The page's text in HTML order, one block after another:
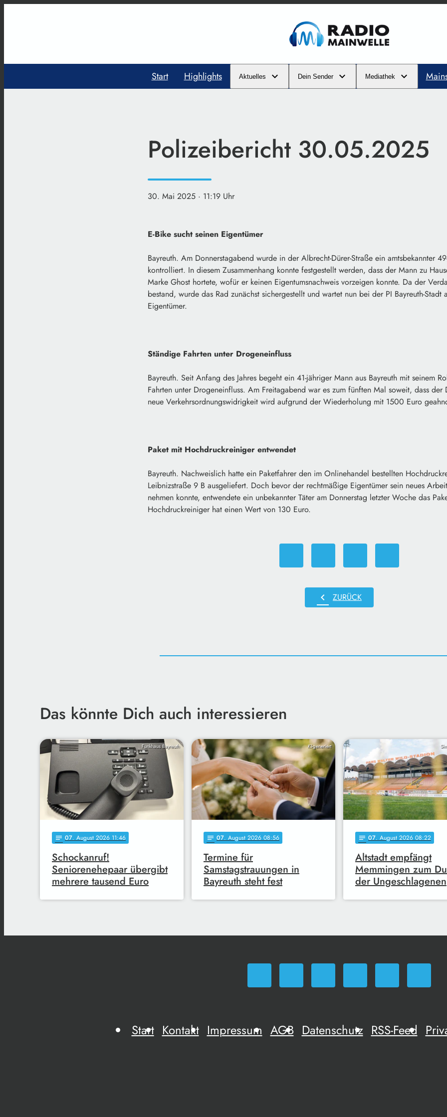
Start Highlights Aktuelles Dein Sender Mediathek
Polizeibericht 30.05.2025
30. Mai 2025 · 11:19 Uhr
E-Bike sucht seinen Eigentümer
Bayreuth. Am Donnerstagabend wurde in der Albrecht-Dürer-Straße ein amtsbekannter
kontrolliert. In diesem Zusammenhang konnte festgestellt werden, dass der Mann zu
Marke Ghost hortete, wofür er keinen Eigentumsnachweis vorzeigen konnte. Da der
bestand, wurde das Rad zunächst sichergestellt und wartet nun bei der PI Bayreuth-Stadt
Eigentümer.
Ständige Fahrten unter Drogeneinfluss
Bayreuth. Seit Anfang des Jahres begeht ein 41-jähriger Mann aus Bayreuth mit seinem
Fahrten unter Drogeneinfluss. Am Freitagabend war es zum fünften Mal soweit, dass der
neue Verkehrsordnungswidrigkeit wird aufgrund der Wiederholung mit 1500 Euro
Paket mit Hochdruckreiniger entwendet
Bayreuth. Nachweislich hatte ein Paketfahrer den im Onlinehandel bestellten
Leibnizstraße 9 B ausgeliefert. Doch bevor der rechtmäßige Eigentümer sein neues
nehmen konnte, entwendete ein unbekannter Täter am Donnerstag letzter Woche das
Hochdruckreiniger hat einen Wert von 130 Euro.
chevron_left ZURÜCK
Das könnte Dich auch interessieren
Funkhaus Bayreuth
notes 07. August 2026 11:46
Schockanruf!
Seniorenehepaar übergibt
mehrere tausend Euro
KI-generiert
notes 07. August 2026 08:56
Termine für
Samstagstrauungen in
Bayreuth steht fest
notes 07. August 2026 08:22
Altstadt empfängt
Memmingen zum
der Ungeschlagenen
Start Kontakt Impressum AGB Datenschutz RSS-Feed